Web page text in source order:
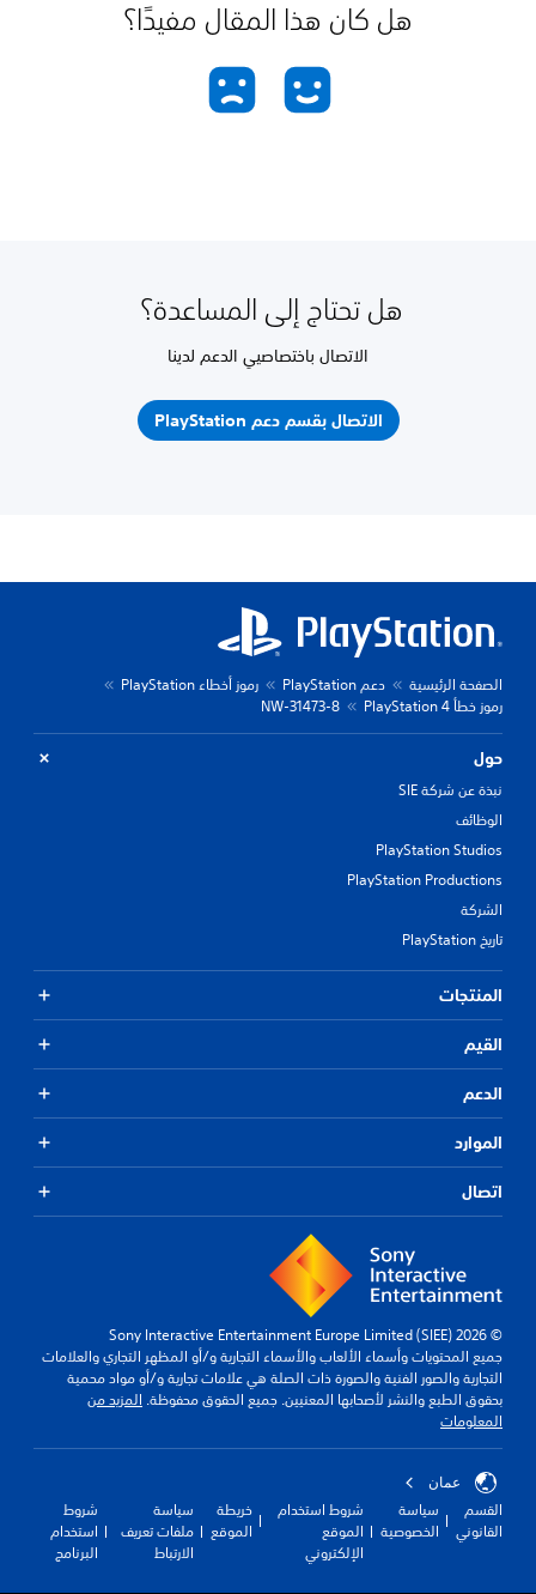
هل كان هذا المقال مفيدًا؟
هل تحتاج إلى المساعدة؟
الاتصال باختصاصيي الدعم لدينا
الاتصال بقسم دعم PlayStation
الصفحة الرئيسية دعم PlayStation
رموز أخطاء PlayStation
رموز خطأ PlayStation 4
NW-31473-8
حول
نبذة عن شركة SIE
الوظائف
PlayStation Studios
PlayStation Productions
الشركة
تاريخ PlayStation
المنتجات
القيم
الدعم
الموارد
اتصال
© 2026 Sony Interactive Entertainment Europe Limited (SIEE)
جميع المحتويات وأسماء الألعاب والأسماء التجارية و/أو المظهر التجاري والعلامات
التجارية والصور الفنية والصورة ذات الصلة هي علامات تجارية و/أو مواد محمية
بحقوق الطبع والنشر لأصحابها المعنيين. جميع الحقوق محفوظة. المزيد من
المعلومات
عمان
القسم
القانوني
سياسة
الخصوصية
شروط استخدام
الموقع
الإلكتروني
خريطة
الموقع
سياسة
ملفات تعريف
الارتباط
شروط
استخدام
البرنامج